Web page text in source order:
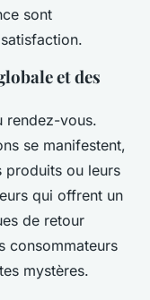
sont
et des
rendez-vous.
se manifestent,
produits ou leurs
qui offrent un
de retour
consommateurs
mystères.